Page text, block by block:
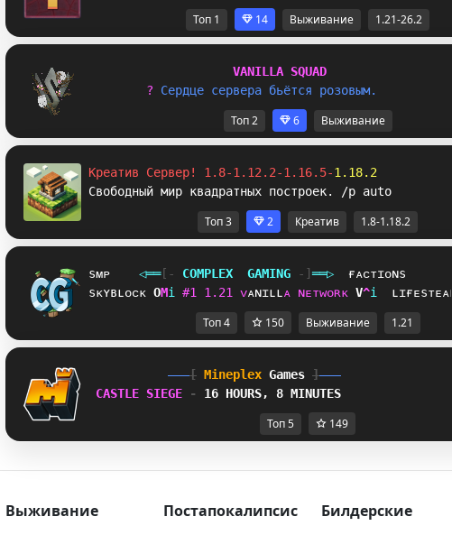
Топ 1 14 Выживание 1.21-26.2
VANIL L A SQUAD
? Сердце сервера бьётся розовым.
Топ 2 6 Выживание
Креатив Сервер! 1.8-1.12.2-1.16.5-1.18.2
Свободный мир квадратных построек. /p auto
Топ 3 2 Креатив 1.8-1.18.2
sᴍᴘ ◁══[‐ COMPL EX GAMING ‐]══▷
ғᴀᴄᴛɪᴏɴs
sᴋʏʙʟᴏᴄᴋ GFi #1 1 . 21 ᴠᴀɴɪʟʟᴀ ɴᴇᴛᴡᴏʀᴋ CCi ʟɪғᴇsᴛᴇᴀʟ
Топ 4 150 Выживание 1.21
[ Mineplex Games ]
CASTLE SIEGE
- 16 HOURS, 8 MINUTES
Топ 5 149
Выживание Постапокалипсис Билдерские